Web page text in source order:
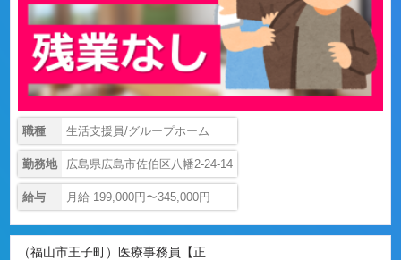
職種 生活支援員/グループホーム
勤務地 広島県広島市佐伯区八幡2-24-14
給与 月給 199,000円〜345,000円
（福山市王子町）医療事務員【正...